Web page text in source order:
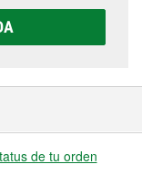
y
de tu orden